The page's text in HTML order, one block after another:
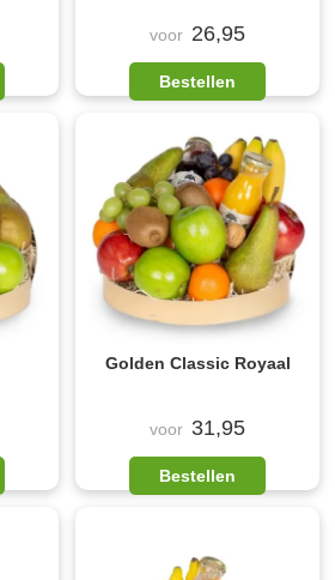
voor 26,95
Bestellen
Golden Classic Royaal
voor 31,95
Bestellen